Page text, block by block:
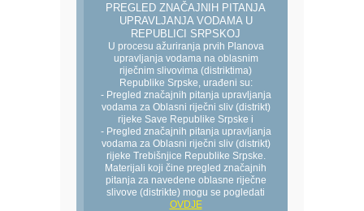
PREGLED ZNAČAJNIH PITANJA
UPRAVLJANJA VODAMA U
REPUBLICI SRPSKOJ
U procesu ažuriranja prvih Planova
upravljanja vodama na oblasnim
riječnim slivovima (distriktima)
Republike Srpske, urađeni su:
- Pregled značajnih pitanja upravljanja
vodama za Oblasni riječni sliv (distrikt)
rijeke Save Republike Srpske i
- Pregled značajnih pitanja upravljanja
vodama za Oblasni riječni sliv (distrikt)
rijeke Trebišnjice Republike Srpske.
Materijali koji čine pregled značajnih
pitanja za navedene oblasne riječne
slivove (distrikte) mogu se pogledati
OVDJE